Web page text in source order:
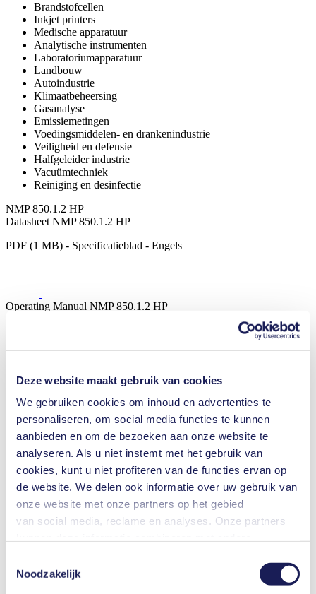
Deze website maakt gebruik van cookies
We gebruiken cookies om inhoud en advertenties te
personaliseren, om social media functies te kunnen
aanbieden en om de bezoeken aan onze website te
analyseren. Als u niet instemt met het gebruik van
cookies, kunt u niet profiteren van de functies ervan op
de website. We delen ook informatie over uw gebruik van
onze website met onze partners op het gebied
van social media, reclame en analyses. Onze partners
verzameld in het kader van uw gebruik van de diensten.
U kunt uw toestemming te allen tijde intrekken door te
Noodzakelijk
Brandstofcellen
Inkjet printers
Medische apparatuur
Analytische instrumenten
Laboratoriumapparatuur
Landbouw
Autoindustrie
Klimaatbeheersing
Gasanalyse
Emissiemetingen
Voedingsmiddelen- en drankenindustrie
Veiligheid en defensie
Halfgeleider industrie
Vacuümtechniek
Reiniging en desinfectie
NMP 850.1.2 HP
Datasheet NMP 850.1.2 HP
PDF (1 MB) - Specificatieblad - Engels
Operating Manual NMP 850.1.2 HP
ZIP (19 MB) - CAD Bestanden - Engels
Technische details
Bedrijfsdruk (max.)